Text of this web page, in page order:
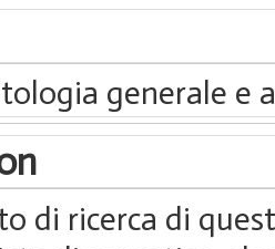
generale
di ricerca di